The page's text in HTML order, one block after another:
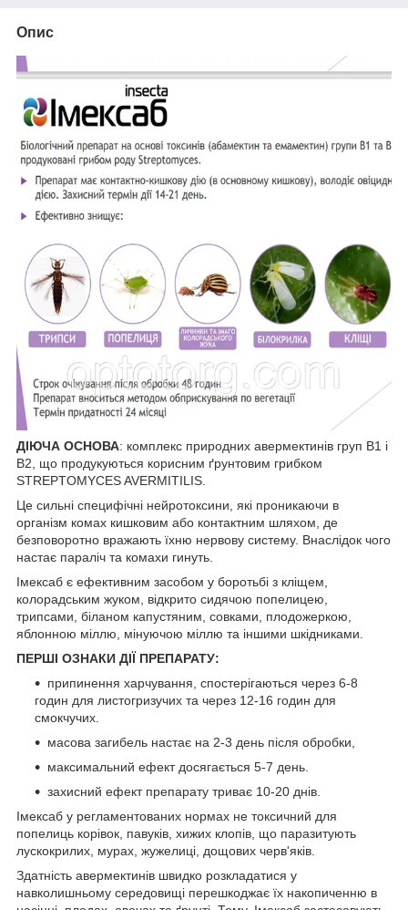
Опис
ДІЮЧА ОСНОВА: комплекс природних авермектинів груп В1 і
В2, що продукуються корисним ґрунтовим грибком
STREPTOMYCES AVERMITILIS.
Це сильні специфічні нейротоксини, які проникаючи в
організм комах кишковим або контактним шляхом, де
безповоротно вражають їхню нервову систему. Внаслідок чого
настає параліч та комахи гинуть.
Імексаб є ефективним засобом у боротьбі з кліщем,
колорадським жуком, відкрито сидячою попелицею,
трипсами, біланом капустяним, совками, плодожеркою,
яблонною міллю, мінуючою міллю та іншими шкідниками.
ПЕРШІ ОЗНАКИ ДІЇ ПРЕПАРАТУ:
припинення харчування, спостерігаються через 6-8
годин для листогризучих та через 12-16 годин для
смокчучих.
масова загибель настає на 2-3 день після обробки,
максимальний ефект досягається 5-7 день.
захисний ефект препарату триває 10-20 днів.
Імексаб у регламентованих нормах не токсичний для
попелиць корівок, павуків, хижих клопів, що паразитують
лускокрилих, мурах, жужелиці, дощових черв'яків.
Здатність авермектинів швидко розкладатися у
навколишньому середовищі перешкоджає їх накопиченню в